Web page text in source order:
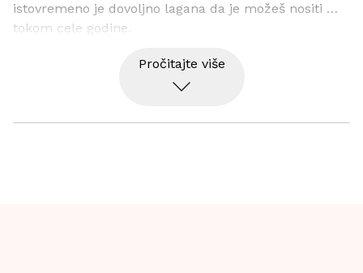
istovremeno je dovoljno lagana da je možeš nositi
tokom cele godine.
Dukserica ima kapuljaču sa učkurom koja štiti od
vetra i hladnoće, kao i veliki prednji džep u koji
se nalazi upečatljiv Pinewood logo koji daje
Pročitajte više